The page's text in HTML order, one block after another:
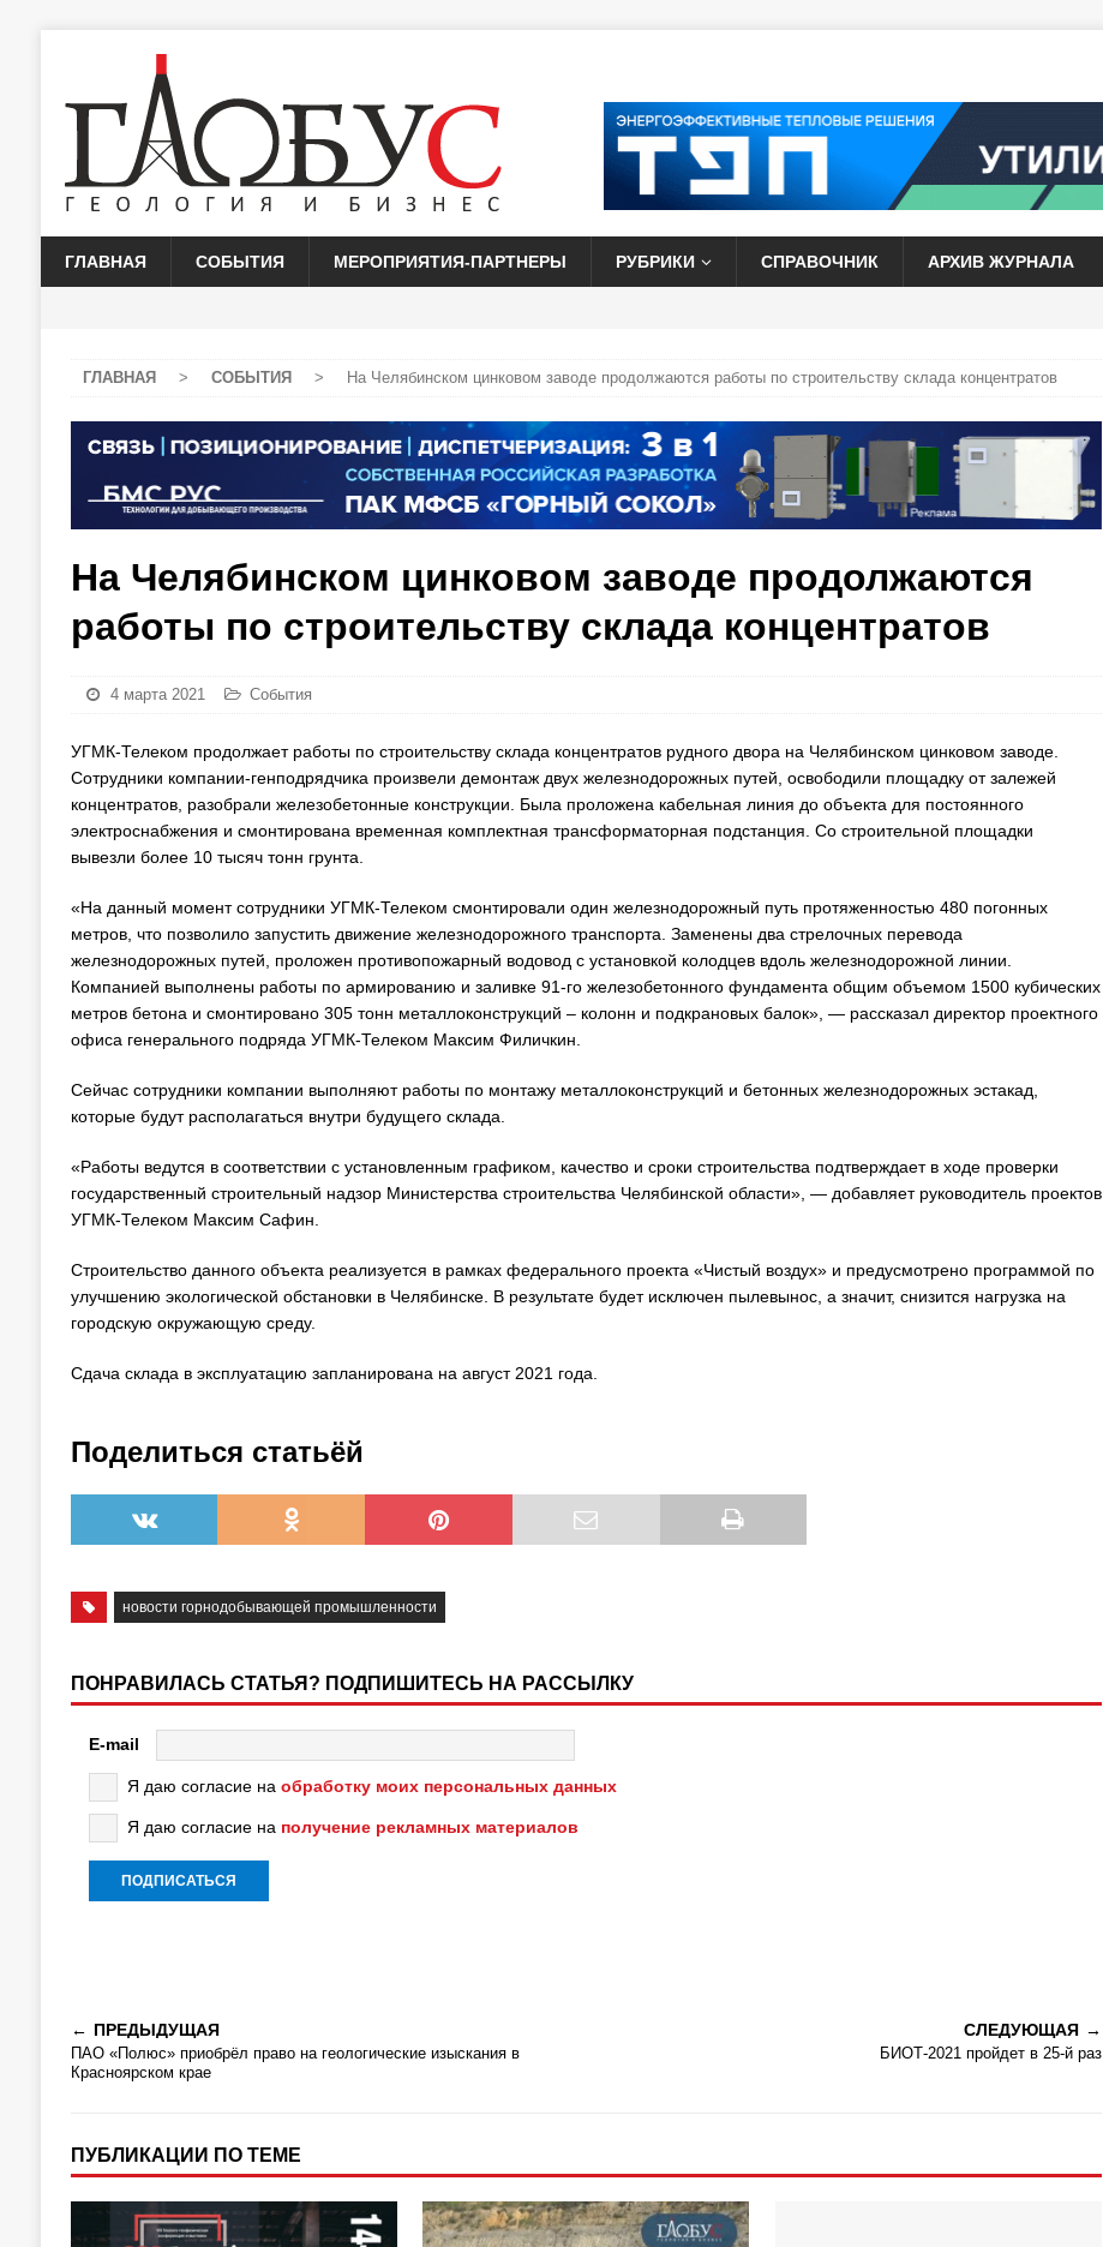
ГЛАВНАЯ СОБЫТИЯ МЕРОПРИЯТИЯ-ПАРТНЕРЫ РУБРИКИ СПРАВОЧНИК АРХИВ ЖУРНАЛА
ГЛАВНАЯ > СОБЫТИЯ > На Челябинском цинковом заводе продолжаются работы по строительству склада концентратов
На Челябинском цинковом заводе продолжаются
работы по строительству склада концентратов
4 марта 2021 События
УГМК-Телеком продолжает работы по строительству склада концентратов рудного двора на Челябинском цинковом заводе.
Сотрудники компании-генподрядчика произвели демонтаж двух железнодорожных путей, освободили площадку от залежей
концентратов, разобрали железобетонные конструкции. Была проложена кабельная линия до объекта для постоянного
электроснабжения и смонтирована временная комплектная трансформаторная подстанция. Со строительной площадки
вывезли более 10 тысяч тонн грунта.
«На данный момент сотрудники УГМК-Телеком смонтировали один железнодорожный путь протяженностью 480 погонных
метров, что позволило запустить движение железнодорожного транспорта. Заменены два стрелочных перевода
железнодорожных путей, проложен противопожарный водовод с установкой колодцев вдоль железнодорожной линии.
Компанией выполнены работы по армированию и заливке 91-го железобетонного фундамента общим объемом 1500 кубических
метров бетона и смонтировано 305 тонн металлоконструкций – колонн и подкрановых балок», — рассказал директор проектного
офиса генерального подряда УГМК-Телеком Максим Филичкин.
Сейчас сотрудники компании выполняют работы по монтажу металлоконструкций и бетонных железнодорожных эстакад,
которые будут располагаться внутри будущего склада.
«Работы ведутся в соответствии с установленным графиком, качество и сроки строительства подтверждает в ходе проверки
государственный строительный надзор Министерства строительства Челябинской области», — добавляет руководитель проектов
УГМК-Телеком Максим Сафин.
Строительство данного объекта реализуется в рамках федерального проекта «Чистый воздух» и предусмотрено программой по
улучшению экологической обстановки в Челябинске. В результате будет исключен пылевынос, а значит, снизится нагрузка на
городскую окружающую среду.
Сдача склада в эксплуатацию запланирована на август 2021 года.
Поделиться статьёй
новости горнодобывающей промышленности
ПОНРАВИЛАСЬ СТАТЬЯ? ПОДПИШИТЕСЬ НА РАССЫЛКУ
E-mail
Я даю согласие на обработку моих персональных данных
Я даю согласие на получение рекламных материалов
ПРЕДЫДУЩАЯ
ПАО «Полюс» приобрёл право на геологические изыскания в
Красноярском крае
СЛЕДУЮЩАЯ
БИОТ-2021 пройдет в 25-й раз
ПУБЛИКАЦИИ ПО ТЕМЕ